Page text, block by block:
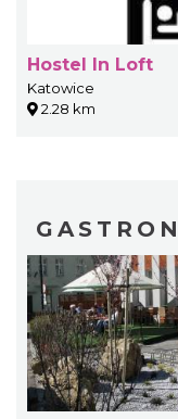
Hostel In Loft
Katowice
2.28 km